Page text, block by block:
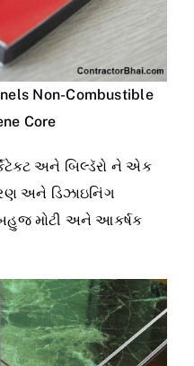
Non-Combustible
Core
અને બિલ્ડૅરો ને એક
અને ડિઝાઇનિંગ
બહુજ મોટી અને આકર્ષક